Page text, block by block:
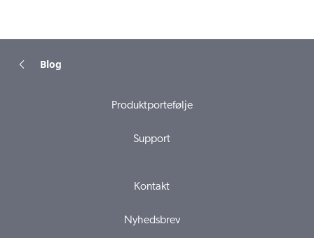
Blog
Produktportefølje
Support
Kontakt
Nyhedsbrev